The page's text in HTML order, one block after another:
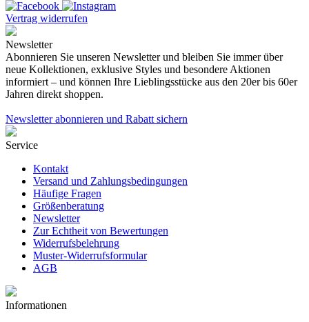
Vertrag widerrufen
Newsletter
Abonnieren Sie unseren Newsletter und bleiben Sie immer über
neue Kollektionen, exklusive Styles und besondere Aktionen
informiert – und können Ihre Lieblingsstücke aus den 20er bis 60er
Jahren direkt shoppen.
Newsletter abonnieren und Rabatt sichern
Service
Kontakt
Versand und Zahlungsbedingungen
Häufige Fragen
Größenberatung
Newsletter
Zur Echtheit von Bewertungen
Widerrufsbelehrung
Muster-Widerrufsformular
AGB
Informationen